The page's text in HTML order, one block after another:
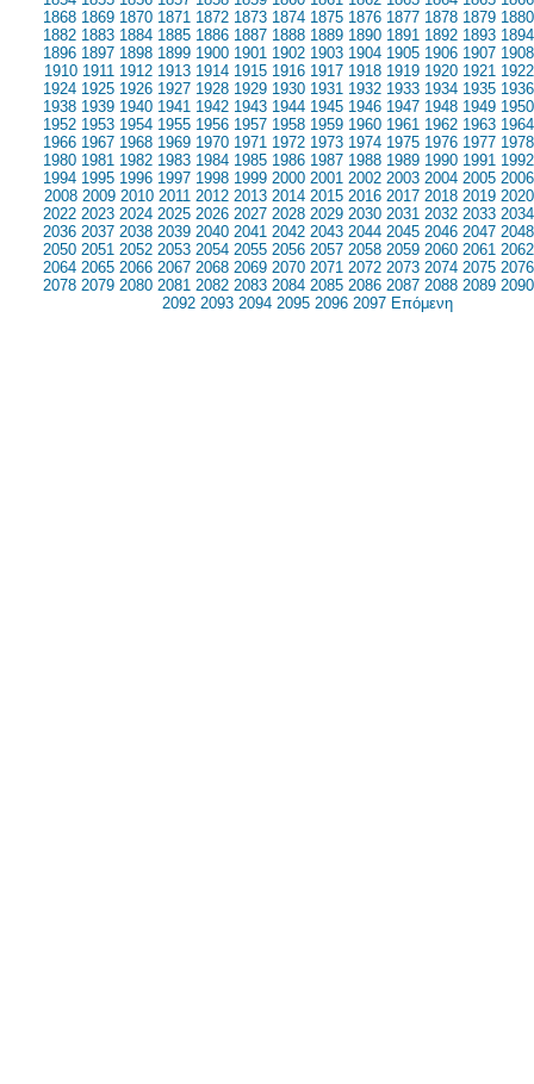
1868 1869 1870 1871 1872 1873 1874 1875 1876 1877 1878 1879 1880
1882 1883 1884 1885 1886 1887 1888 1889 1890 1891 1892 1893 1894
1896 1897 1898 1899 1900 1901 1902 1903 1904 1905 1906 1907 1908
1910 1911 1912 1913 1914 1915 1916 1917 1918 1919 1920 1921 1922
1924 1925 1926 1927 1928 1929 1930 1931 1932 1933 1934 1935 1936
1938 1939 1940 1941 1942 1943 1944 1945 1946 1947 1948 1949 1950
1952 1953 1954 1955 1956 1957 1958 1959 1960 1961 1962 1963 1964
1966 1967 1968 1969 1970 1971 1972 1973 1974 1975 1976 1977 1978
1980 1981 1982 1983 1984 1985 1986 1987 1988 1989 1990 1991 1992
1994 1995 1996 1997 1998 1999 2000 2001 2002 2003 2004 2005 2006
2008 2009 2010 2011 2012 2013 2014 2015 2016 2017 2018 2019 2020
2022 2023 2024 2025 2026 2027 2028 2029 2030 2031 2032 2033 2034
2036 2037 2038 2039 2040 2041 2042 2043 2044 2045 2046 2047 2048
2050 2051 2052 2053 2054 2055 2056 2057 2058 2059 2060 2061 2062
2064 2065 2066 2067 2068 2069 2070 2071 2072 2073 2074 2075 2076
2078 2079 2080 2081 2082 2083 2084 2085 2086 2087 2088 2089 2090
2092 2093 2094 2095 2096 2097 Επόμενη